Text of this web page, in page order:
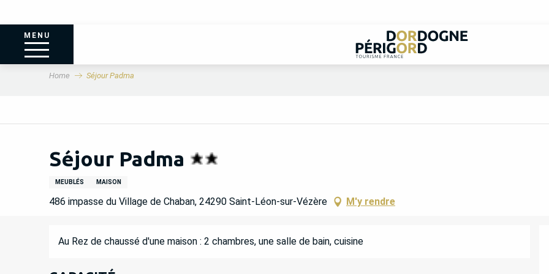
MENU
Home Séjour Padma
Séjour Padma
MEUBLÉS MAISON
486 impasse du Village de Chaban, 24290 Saint-Léon-sur-Vézère M'y rendre
DESCRIPTION
Au Rez de chaussé d'une maison : 2 chambres, une salle de bain, cuisine